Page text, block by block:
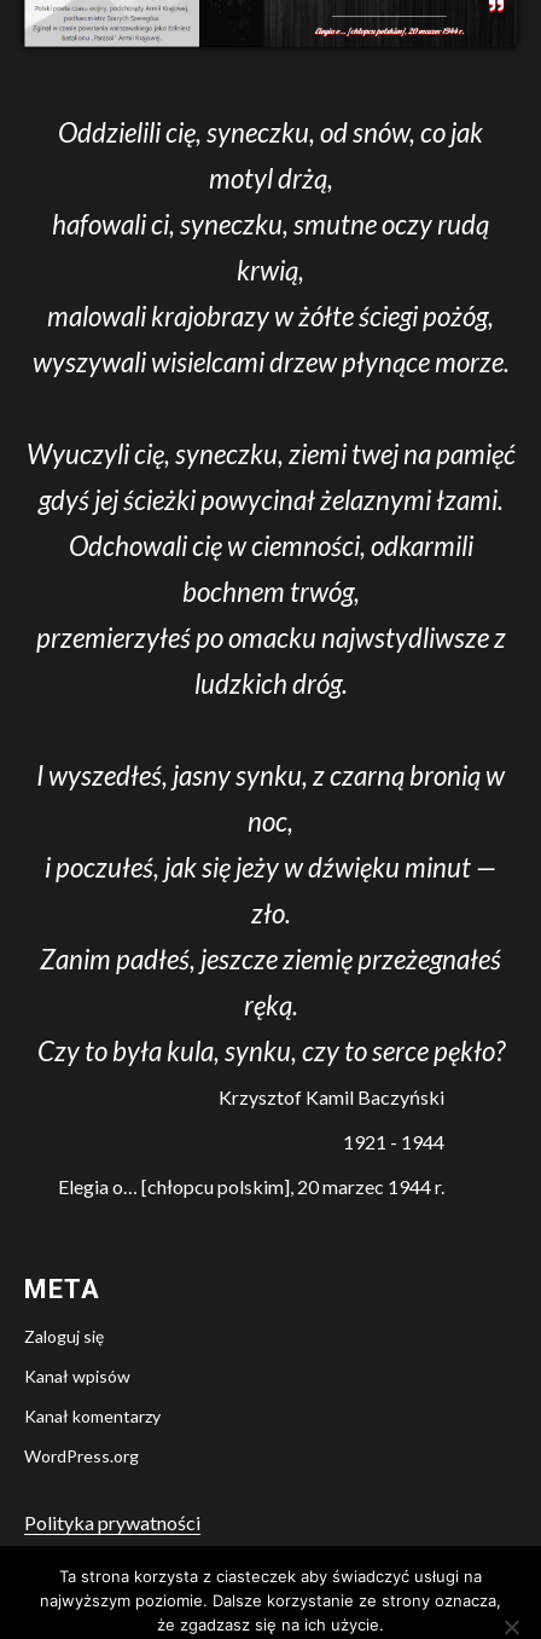
Oddzielili cię, syneczku, od snów, co jak
motyl drżą,
hafowali ci, syneczku, smutne oczy rudą
krwią,
malowali krajobrazy w żółte ściegi pożóg,
wyszywali wisielcami drzew płynące morze.
Wyuczyli cię, syneczku, ziemi twej na pamięć
gdyś jej ścieżki powycinał żelaznymi łzami.
Odchowali cię w ciemności, odkarmili
bochnem trwóg,
przemierzyłeś po omacku najwstydliwsze z
ludzkich dróg.
I wyszedłeś, jasny synku, z czarną bronią w
noc,
i poczułeś, jak się jeży w dźwięku minut —
zło.
Zanim padłeś, jeszcze ziemię przeżegnałeś
ręką.
Czy to była kula, synku, czy to serce pękło?
Krzysztof Kamil Baczyński
1921 - 1944
Elegia o… [chłopcu polskim], 20 marzec 1944 r.
META
Zaloguj się
Kanał wpisów
Kanał komentarzy
WordPress.org
Polityka prywatności
TwitterFacebook
YouTubeInstagram
Ta strona korzysta z ciasteczek aby świadczyć usługi na
najwyższym poziomie. Dalsze korzystanie ze strony oznacza,
że zgadzasz się na ich użycie.